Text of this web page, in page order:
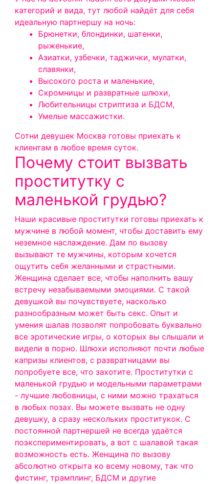
категорий и вида, тут любой найдёт для себя
идеальную партнершу на ночь:
Брюнетки, блондинки, шатенки,
рыженькие,
Азиатки, узбечки, таджички, мулатки,
славянки,
Высокого роста и маленькие,
Скромницы и развратные шлюхи,
Любительницы стриптиза и БДСМ,
Умелые массажистки.
Сотни девушек Москва готовы приехать к
клиентам в любое время суток.
Почему стоит вызвать
проститутку с
маленькой грудью?
Наши красивые проститутки готовы приехать к
мужчине в любой момент, чтобы доставить ему
неземное наслаждение. Дам по вызову
вызывают те мужчины, которым хочется
ощутить себя желанными и страстными.
Женщина сделает все, чтобы наполнить вашу
встречу незабываемыми эмоциями. С такой
девушкой вы почувствуете, насколько
разнообразным может быть секс. Опыт и
умения шалав позволят попробовать буквально
все эротические игры, о которых вы слышали и
видели в порно. Шлюхи исполняют почти любые
капризы клиентов, с развратницами вы
попробуете все, что захотите. Проститутки с
маленькой грудью и модельными параметрами
- лучшие любовницы, с ними можно трахаться
в любых позах. Вы можете вызвать не одну
девушку, а сразу нескольких проститукок. С
постоянной партнершей не всегда удаётся
поэкспериментировать, а вот с шалавой такая
возможность есть. Женщина по вызову
абсолютно открыта ко всему новому, так что
фистинг, трамплинг, БДСМ и другие